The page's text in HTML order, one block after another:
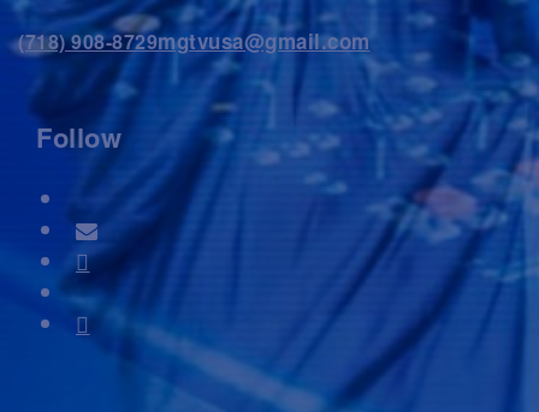
(718) 908-8729mgtvusa@gmail.com
Follow